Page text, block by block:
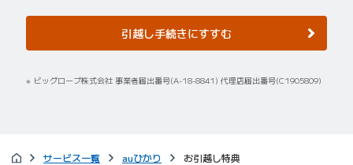
引越し手続きにすすむ
ビッグローブ株式会社 事業者届出番号(A-18-8841) 代理店届出番号(C1905809)
サービス一覧 auひかり
お引越し特典